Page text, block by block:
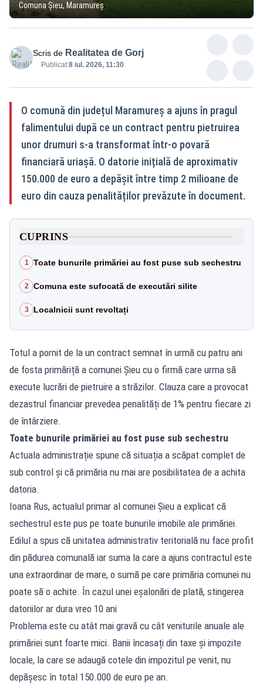
Comuna Șieu, Maramureș
Scris de Realitatea de Gorj
Publicat:8 iul. 2026, 11:30
O comună din județul Maramureș a ajuns în pragul
falimentului după ce un contract pentru pietruirea
unor drumuri s-a transformat într-o povară
financiară uriașă. O datorie inițială de aproximativ
150.000 de euro a depășit între timp 2 milioane de
euro din cauza penalităților prevăzute în document.
CUPRINS
1 Toate bunurile primăriei au fost puse sub sechestru
2 Comuna este sufocată de executări silite
3 Localnicii sunt revoltați
Totul a pornit de la un contract semnat în urmă cu patru ani
de fosta primăriță a comunei Șieu cu o firmă care urma să
execute lucrări de pietruire a străzilor. Clauza care a provocat
dezastrul financiar prevedea penalități de 1% pentru fiecare zi
de întârziere.
Toate bunurile primăriei au fost puse sub sechestru
Actuala administrație spune că situația a scăpat complet de
sub control și că primăria nu mai are posibilitatea de a achita
datoria.
Ioana Rus, actualul primar al comunei Șieu a explicat că
sechestrul este pus pe toate bunurile imobile ale primăriei.
Edilul a spus că unitatea administrativ teritorială nu face profit
din pădurea comunală iar suma la care a ajuns contractul este
una extraordinar de mare, o sumă pe care primăria comunei nu
poate să o achite. În cazul unei eșalonări de plată, stingerea
datoriilor ar dura vreo 10 ani
Problema este cu atât mai gravă cu cât veniturile anuale ale
primăriei sunt foarte mici. Banii încasați din taxe și impozite
locale, la care se adaugă cotele din impozitul pe venit, nu
depășesc în total 150.000 de euro pe an.